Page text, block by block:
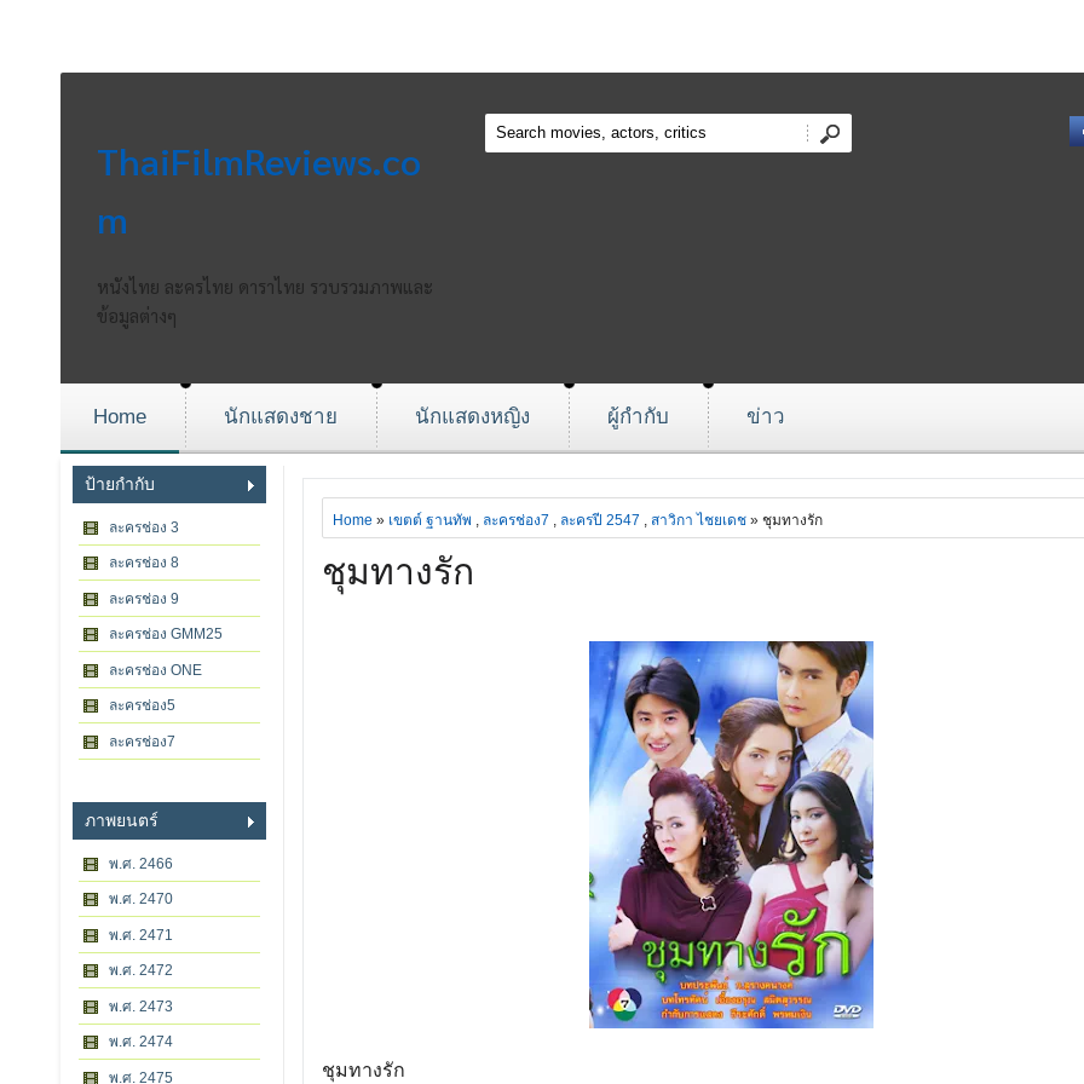
ThaiFilmReviews.co
m
หนังไทย ละครไทย ดาราไทย รวบรวมภาพและ
ข้อมูลต่างๆ
Home นักแสดงชาย นักแสดงหญิง ผู้กำกับ ข่าว
ป้ายกำกับ
ละครช่อง 3
ละครช่อง 8
ละครช่อง 9
ละครช่อง GMM25
ละครช่อง ONE
ละครช่อง5
ละครช่อง7
ภาพยนตร์
พ.ศ. 2466
พ.ศ. 2470
พ.ศ. 2471
พ.ศ. 2472
พ.ศ. 2473
พ.ศ. 2474
พ.ศ. 2475
Home » เขตต์ ฐานทัพ , ละครช่อง7 , ละครปี 2547 , สาวิกา ไชยเดช» ชุมทางรัก
ชุมทางรัก
ชุมทางรัก